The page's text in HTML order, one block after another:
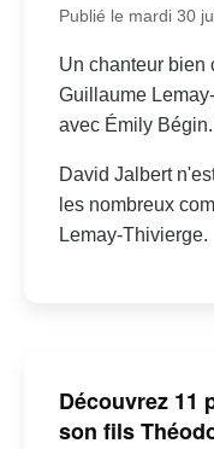
Publié le mardi 30
Un chanteur bien
Guillaume
avec Émily
David Jalbert
les nombreux
Lemay-Thivierge.
Découvrez 11
son fils